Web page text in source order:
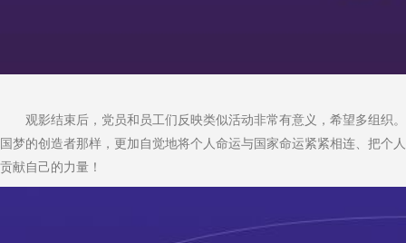
观影结束后，党员和员工们反映类似活动非常有意义，希望多组织
国梦的创造者那样，更加自觉地将个人命运与国家命运紧紧相连、把
贡献自己的力量！